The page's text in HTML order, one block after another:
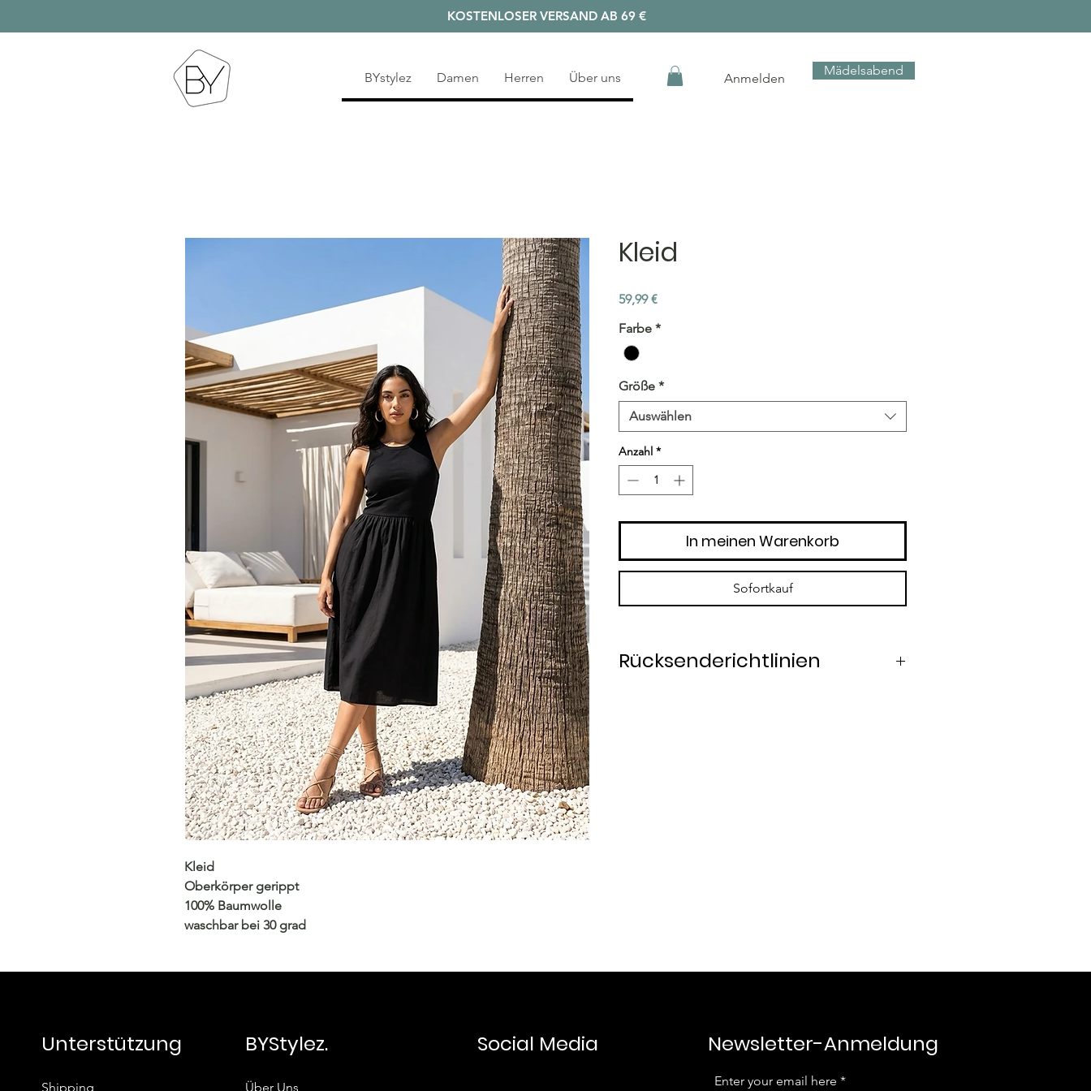
KOSTENLOSER VERSAND AB 69 €
BYstylez Damen Herren Über uns Anmelden
Mädelsabend
Kleid
Oberkörper gerippt
100% Baumwolle
waschbar bei 30 grad
Kleid
59,99 €Preis
Farbe *
Größe *
Auswählen
Anzahl *
In meinen Warenkorb
Sofortkauf
Rücksenderichtlinien
Unterstützung
Shipping
BYStylez.
Über Uns
Social Media Newsletter-Anmeldung
Enter your email here